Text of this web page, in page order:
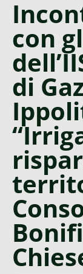
con
di